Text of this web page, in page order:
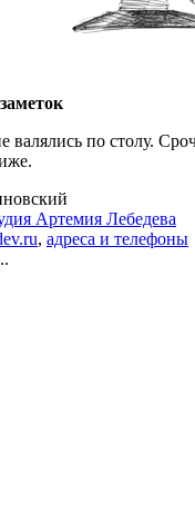
валялись по столу.
Артемия Лебедева
, адреса и телефоны